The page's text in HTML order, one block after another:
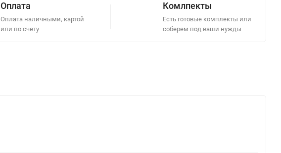
Оплата
Оплата наличными, картой
или по счету
Комлпекты
Есть готовые комплекты или
соберем под ваши нужды